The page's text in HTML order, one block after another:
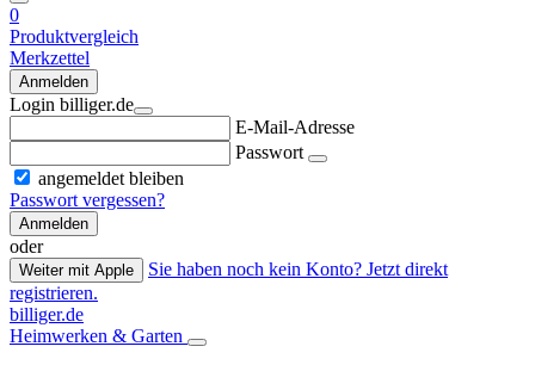
0
Produktvergleich
Merkzettel
Anmelden
Login billiger.de
E-Mail-Adresse
Passwort
angemeldet bleiben
Passwort vergessen?
Anmelden
oder
Weiter mit Apple
Sie haben noch kein Konto? Jetzt direkt
registrieren.
billiger.de
Heimwerken & Garten